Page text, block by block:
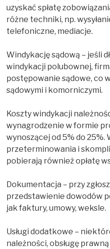
uzyskać spłatę
różne techniki, np.
telefoniczne, mediacje.
Windykację sądową – jeśli
windykacji polubownej,
postępowanie sądowe, co
sądowymi i komorniczymi.
Koszty windykacji
wynagrodzenie w formie
wynoszącej od 5% do 25%.
przeterminowania i
pobierają również opłatę
Dokumentacja – przy
przedstawienie dowodów
jak faktury, umowy, weksle.
Usługi dodatkowe –
należności, obsługę